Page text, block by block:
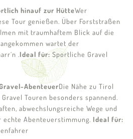
hinauf zur HütteWer
Tour genießen. Über Forststraßen
mit traumhaftem Blick auf die
wartet der
.Ideal für:Sportliche Gravel
AbenteuerDie Nähe zu Tirol
Touren besonders spannend.
abwechslungsreiche Wege und
Abenteuerstimmung. Ideal für: